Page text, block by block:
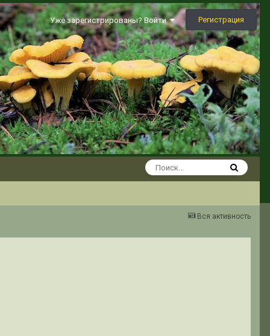
Уже зарегистрированы? Войти Регистрация
Вся активность